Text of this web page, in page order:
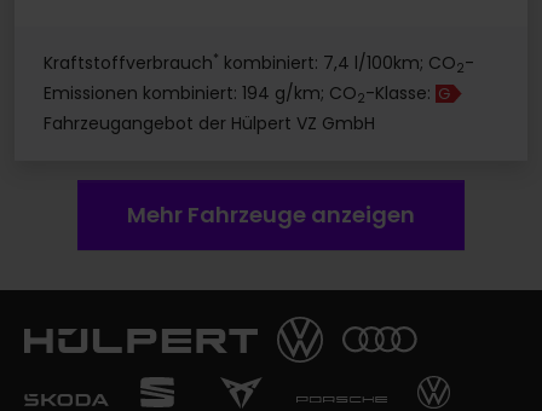
Kraftstoffverbrauch* kombiniert: 7,4 l/100km; CO2-
Emissionen kombiniert: 194 g/km; CO2-Klasse: G
Fahrzeugangebot der Hülpert VZ GmbH
Mehr Fahrzeuge anzeigen